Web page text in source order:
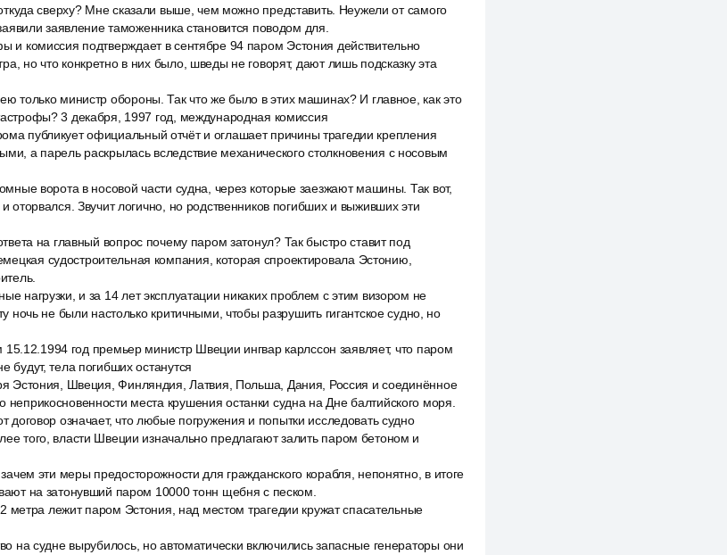
сверху? Мне сказали выше, чем можно представить. Неужели от самого
заявление таможенника становится поводом для.
и комиссия подтверждает в сентябре 94 паром Эстония действительно
но что конкретно в них было, шведы не говорят, дают лишь подсказку эта
только министр обороны. Так что же было в этих машинах? И главное, как это
3 декабря, 1997 год, международная комиссия
публикует официальный отчёт и оглашает причины трагедии крепления
а парель раскрылась вследствие механического столкновения с носовым
ворота в носовой части судна, через которые заезжают машины. Так вот,
оторвался. Звучит логично, но родственников погибших и выживших эти
на главный вопрос почему паром затонул? Так быстро ставит под
судостроительная компания, которая спроектировала Эстонию,
нагрузки, и за 14 лет эксплуатации никаких проблем с этим визором не
ночь не были настолько критичными, чтобы разрушить гигантское судно, но
год премьер министр Швеции ингвар карлссон заявляет, что паром
будут, тела погибших останутся
Эстония, Швеция, Финляндия, Латвия, Польша, Дания, Россия и соединённое
неприкосновенности места крушения останки судна на Дне балтийского моря.
договор означает, что любые погружения и попытки исследовать судно
того, власти Швеции изначально предлагают залить паром бетоном и
эти меры предосторожности для гражданского корабля, непонятно, в итоге
на затонувший паром 10000 тонн щебня с песком.
метра лежит паром Эстония, над местом трагедии кружат спасательные
на судне вырубилось, но автоматически включились запасные генераторы они